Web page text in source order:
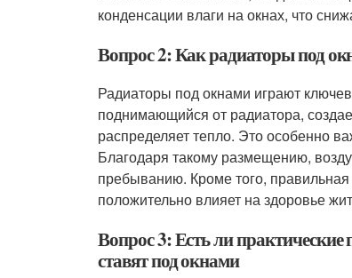
конденсации влаги на окнах, что
Вопрос 2: Как радиаторы под
Радиаторы под окнами играют
поднимающийся от радиатора,
распределяет тепло. Это особенно
Благодаря такому размещению,
пребыванию. Кроме того, правильная
положительно влияет на здоровье
Вопрос 3: Есть ли
ставят под окнами